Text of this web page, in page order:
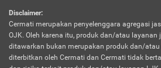
Disclaimer:
Cermati merupakan penyelenggara agregasi
OJK. Oleh karena itu, produk dan/atau layanan
ditawarkan bukan merupakan produk dan/
diterbitkan oleh Cermati dan Cermati tidak